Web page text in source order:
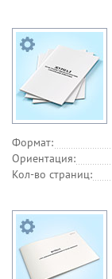
Формат:
Ориентация:
Кол-во страниц: